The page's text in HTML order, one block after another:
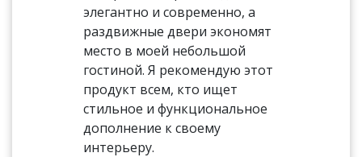
элегантно и современно, а
раздвижные двери экономят
место в моей небольшой
гостиной. Я рекомендую этот
продукт всем, кто ищет
стильное и функциональное
дополнение к своему
интерьеру.